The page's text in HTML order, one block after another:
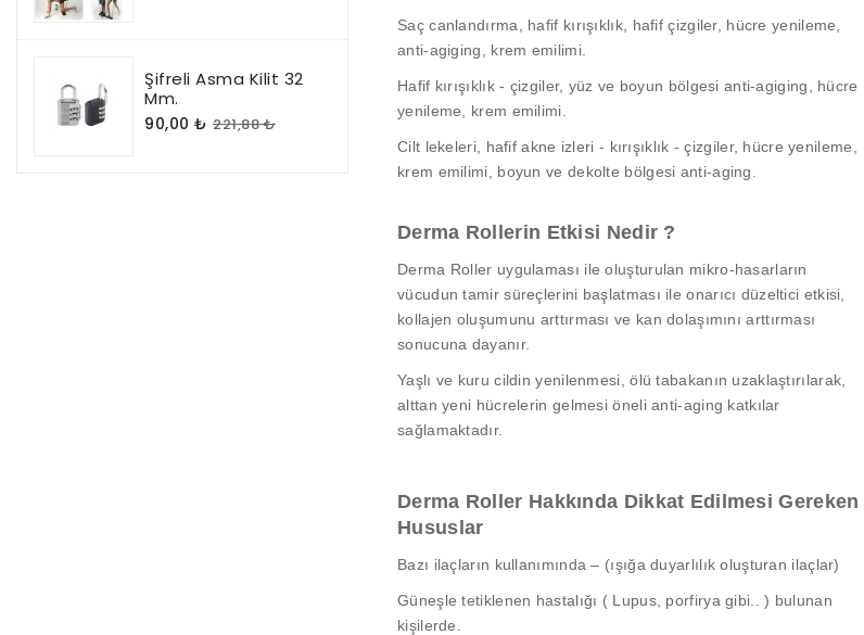
Şifreli Asma Kilit 32
Mm.
90,00 ₺ 221,88 ₺
Saç canlandırma, hafif kırışıklık, hafif çizgiler, hücre yenileme,
anti-agiging, krem emilimi.
Hafif kırışıklık - çizgiler, yüz ve boyun bölgesi anti-agiging, hücre
yenileme, krem emilimi.
Cilt lekeleri, hafif akne izleri - kırışıklık - çizgiler, hücre yenileme,
krem emilimi, boyun ve dekolte bölgesi anti-aging.
Derma Rollerin Etkisi Nedir ?
Derma Roller uygulaması ile oluşturulan mikro-hasarların
vücudun tamir süreçlerini başlatması ile onarıcı düzeltici etkisi,
kollajen oluşumunu arttırması ve kan dolaşımını arttırması
sonucuna dayanır.
Yaşlı ve kuru cildin yenilenmesi, ölü tabakanın uzaklaştırılarak,
alttan yeni hücrelerin gelmesi öneli anti-aging katkılar
sağlamaktadır.
Derma Roller Hakkında Dikkat Edilmesi Gereken
Hususlar
Bazı ilaçların kullanımında – (ışığa duyarlılık oluşturan ilaçlar)
Güneşle tetiklenen hastalığı ( Lupus, porfirya gibi.. ) bulunan
kişilerde.